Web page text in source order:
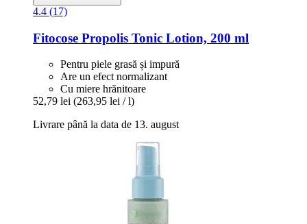
4.4 (17)
Fitocose Propolis Tonic Lotion, 200 ml
Pentru piele grasă și impură
Are un efect normalizant
Cu miere hrănitoare
52,79 lei (263,95 lei / l)
Livrare până la data de 13. august